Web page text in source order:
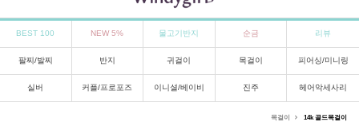
BEST 100 NEW 5% 물고기반지 순금 리뷰
팔찌/발찌 반지 귀걸이 목걸이 피어싱/미니링
실버 커플/프로포즈 이니셜/베이비 진주 헤어악세사리
목걸이 14k 골드목걸이